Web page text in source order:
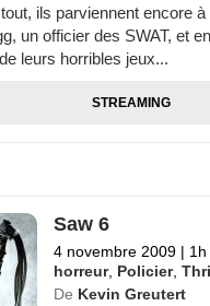
ils parviennent encore
un officier des SWAT, et
leurs horribles jeux...
STREAMING
Saw 6
4 novembre 2009 | 1h
horreur, Policier,
De Kevin Greutert